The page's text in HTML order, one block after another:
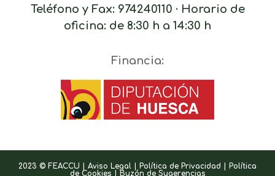
Teléfono y Fax: 974240110 · Horario de
oficina: de 8:30 h a 14:30 h
Financia:
2023 © FEACCU | Aviso Legal | Política de Privacidad | Política
de Cookies | Buzón de Sugerencias